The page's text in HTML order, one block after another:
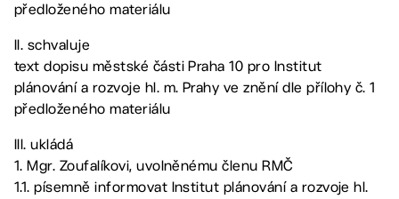
předloženého materiálu
II. schvaluje
text dopisu městské části Praha 10 pro Institut
plánování a rozvoje hl. m. Prahy ve znění dle přílohy č. 1
předloženého materiálu
III. ukládá
1. Mgr. Zoufalíkovi, uvolněnému členu RMČ
1.1. písemně informovat Institut plánování a rozvoje hl.